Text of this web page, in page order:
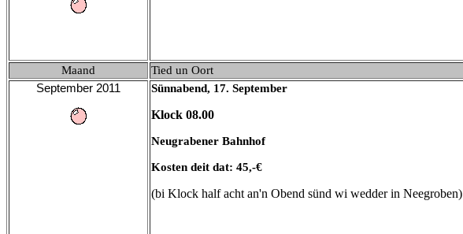
Maand Tied un Oort
September 2011 Sünnabend, 17. September
Klock 08.00
Neugrabener Bahnhof
Kosten deit dat: 45,-€
(bi Klock half acht an'n Obend sünd wi wedder in Neegroben)